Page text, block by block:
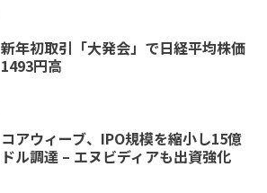
新年初取引「大発会」で日経平均株価
1493円高
コアウィーブ、IPO規模を縮小し15億
ドル調達 – エヌビディアも出資強化